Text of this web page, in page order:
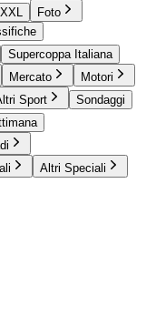
Foto
Supercoppa Italiana
Mercato
Motori
Sport
Sondaggi
Altri Speciali